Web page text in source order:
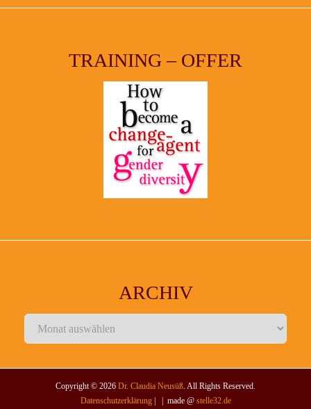
TRAINING – OFFER
ARCHIV
Archiv
Copyright © 2026 Dr. Claudia Neusüß. All Rights Reserved.
Datenschutzerklärung| | made @ stelle32.de